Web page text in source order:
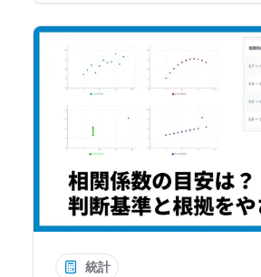
統計